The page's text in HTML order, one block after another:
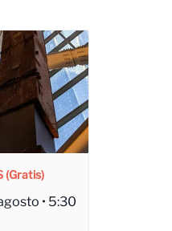
(Gratis)
• 5:30